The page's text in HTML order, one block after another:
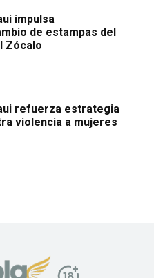
impulsa
de estampas del
Zócalo
refuerza estrategia
violencia a mujeres